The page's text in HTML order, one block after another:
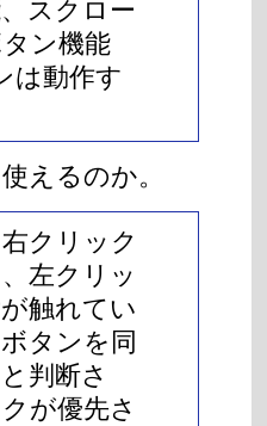
スクロー
ン機能
は動作す
えるのか。
クリック
左クリッ
触れてい
タンを同
判断さ
が優先さ